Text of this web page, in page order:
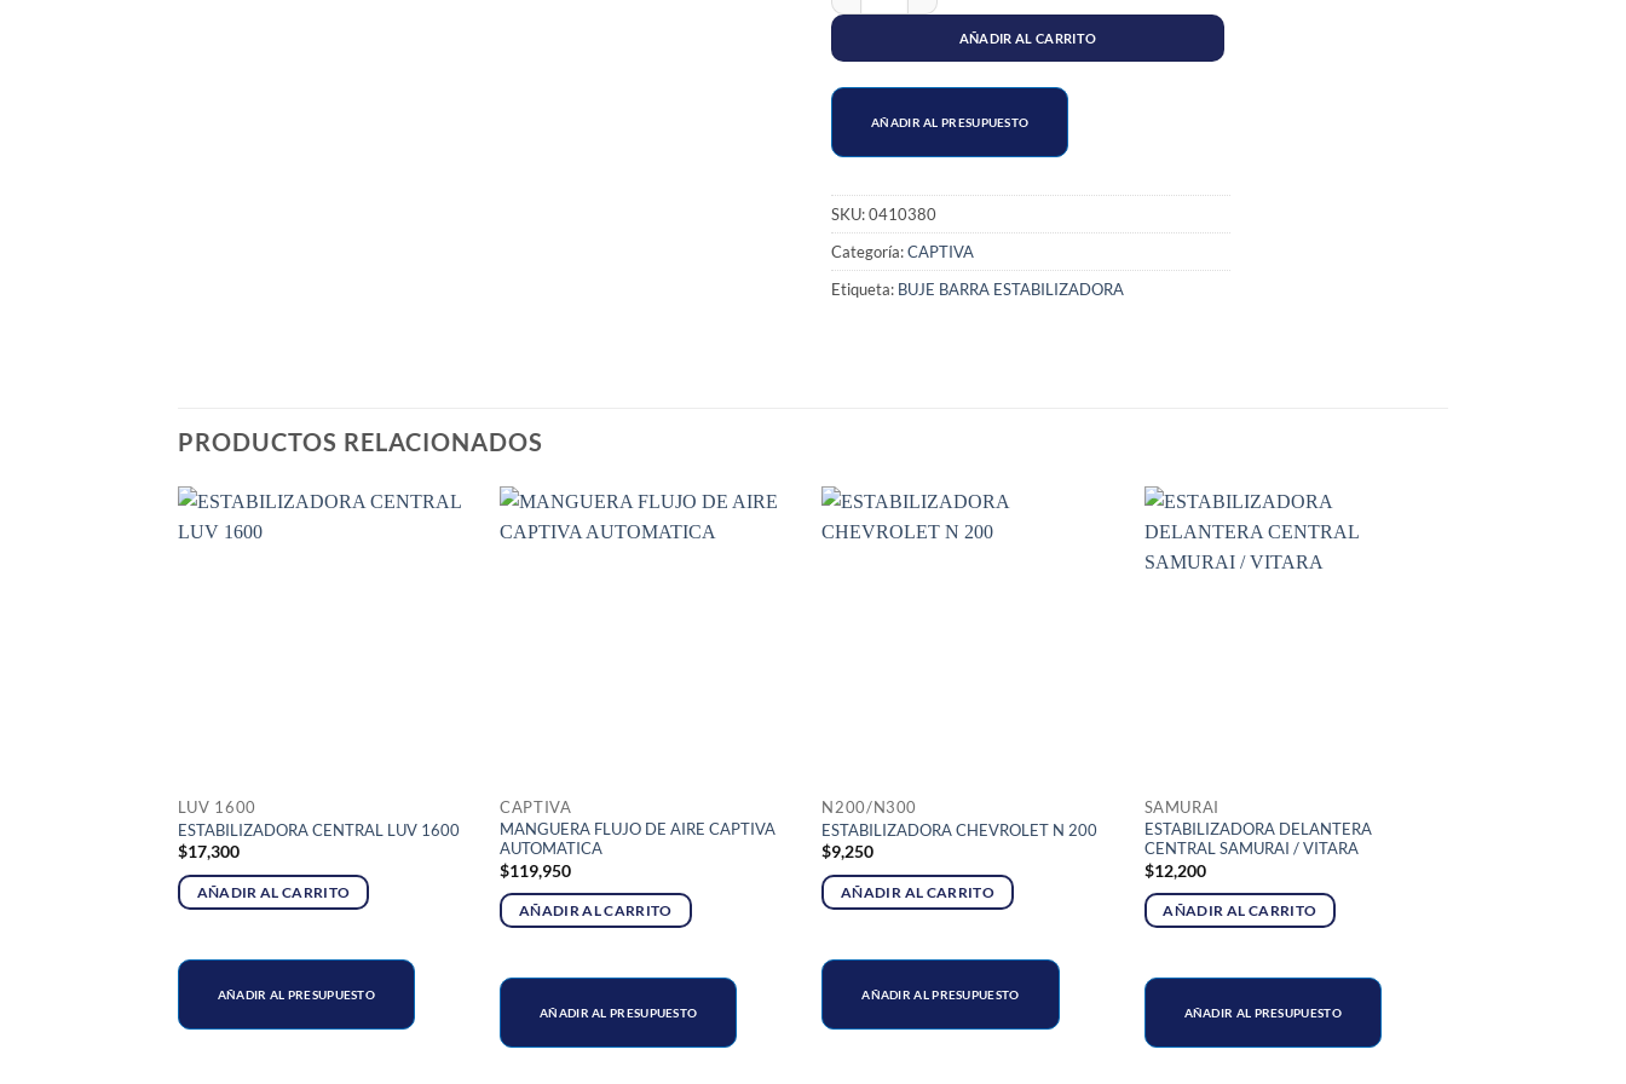
AÑADIR AL CARRITO
AÑADIR AL PRESUPUESTO
SKU:0410380
Categoría:CAPTIVA
Etiqueta: BUJE BARRA ESTABILIZADORA
PRODUCTOS RELACIONADOS
LUV 1600
ESTABILIZADORA CENTRAL LUV 1600
$17,300
AÑADIR AL CARRITO
AÑADIR AL PRESUPUESTO
CAPTIVA
MANGUERA FLUJO DE AIRE CAPTIVA
AUTOMATICA
$119,950
AÑADIR AL CARRITO
AÑADIR AL PRESUPUESTO
N200/N300
ESTABILIZADORA CHEVROLET N 200
$9,250
AÑADIR AL CARRITO
AÑADIR AL PRESUPUESTO
SAMURAI
ESTABILIZADORA DELANTERA
CENTRAL SAMURAI / VITARA
$12,200
AÑADIR AL CARRITO
AÑADIR AL PRESUPUESTO